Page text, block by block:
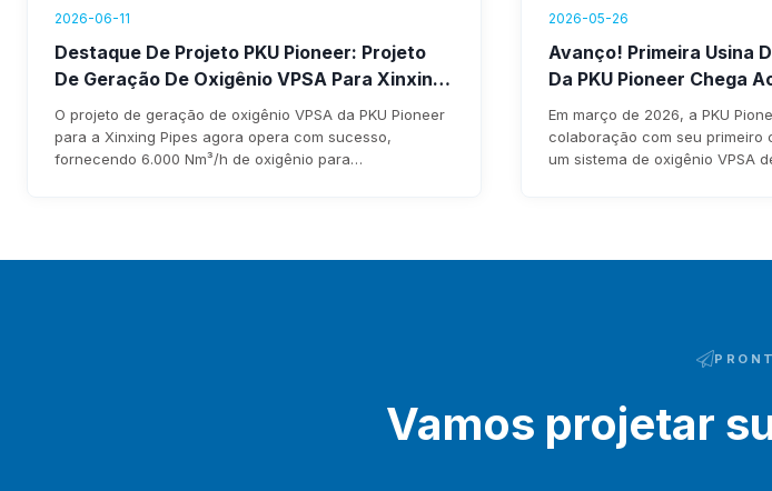
2026-06-11
Destaque De Projeto PKU Pioneer: Projeto
De Geração De Oxigênio VPSA Para Xinxing
Pipes Agora Em Operação, Gerando Receita
Anual Superior A US$ 1,76 Milhão
O projeto de geração de oxigênio VPSA da PKU Pioneer
para a Xinxing Pipes agora opera com sucesso,
fornecendo 6.000 Nm³/h de oxigênio para
2026-05-26
Avanço! Primeira Usina
Da PKU Pioneer Chega
Em março de 2026, a PKU
colaboração com seu primeiro
um sistema de oxigênio VPSA
Vamos projetar